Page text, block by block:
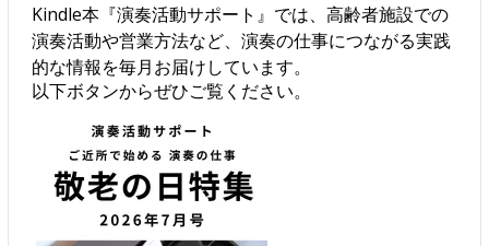
Kindle本『演奏活動サポート』では、高齢者施設での
演奏活動や営業方法など、演奏の仕事につながる実践
的な情報を毎月お届けしています。
以下ボタンからぜひご覧ください。